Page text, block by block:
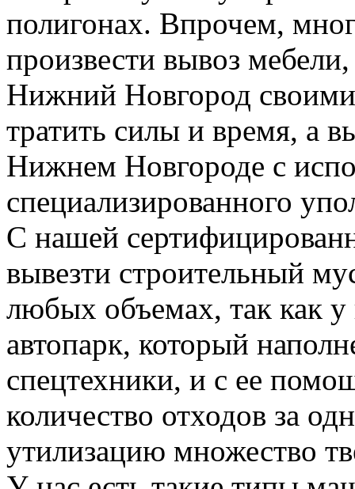
полигонах. Впрочем,
произвести вывоз
Нижний Новгород
тратить силы и время, а
Нижнем Новгороде с
специализированного
С нашей
вывезти строительный
любых объемах, так как
автопарк, который
спецтехники, и с ее
количество отходов за
утилизацию множество